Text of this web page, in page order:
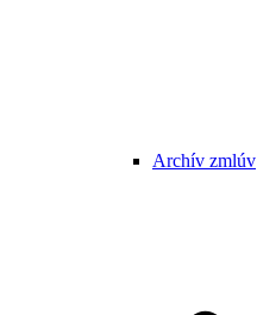
Archív zmlúv